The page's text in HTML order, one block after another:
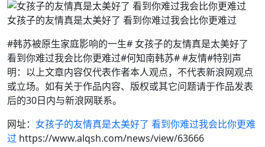
女孩子的友情真是太美好了 看到你难过我会比你更难过
#韩苏被原生家庭影响的一生# 女孩子的友情真是太美好了
看到你难过我会比你更难过#何知南韩苏# #友情#特别声
明：以上文章内容仅代表作者本人观点，不代表新浪网观点
或立场。如有关于作品内容、版权或其它问题请于作品发表
后的30日内与新浪网联系。
网址： 女孩子的友情真是太美好了 看到你难过我会比你更难
过 https://www.alqsh.com/news/view/63666